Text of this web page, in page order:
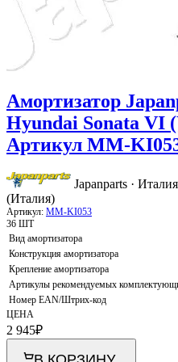
Амортизатор
Hyundai Sonata VI
Артикул MM-
Japanparts · Италия
(Италия)
Артикул: MM-KI053
36 ШТ
Вид амортизатора
Конструкция амортизатора
Крепление амортизатора
Артикулы рекомендуемых
Номер EAN/Штрих-код
ЦЕНА
2 945₽